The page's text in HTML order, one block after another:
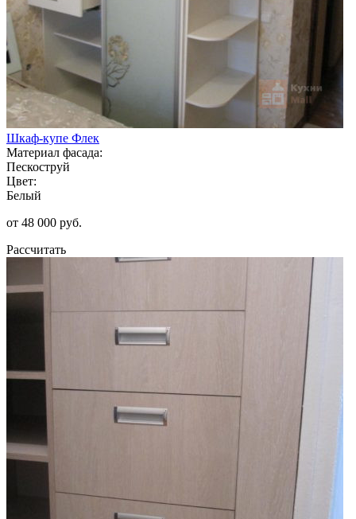
Шкаф-купе Флек
Материал фасада:
Пескоструй
Цвет:
Белый
от 48 000 руб.
Рассчитать